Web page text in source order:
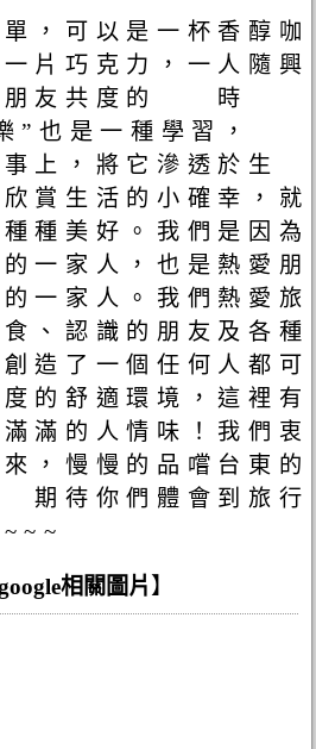
，可以是一杯香醇咖
片巧克力，一人隨興
朋友共度的 時
也是一種學習，
上，將它滲透於生
賞生活的小確幸，就
種美好。我們是因為
一家人，也是熱愛朋
一家人。我們熱愛旅
、認識的朋友及各種
造了一個任何人都可
的舒適環境，這裡有
滿的人情味！我們衷
，慢慢的品嚐台東的
待你們體會到旅行
相關圖片】